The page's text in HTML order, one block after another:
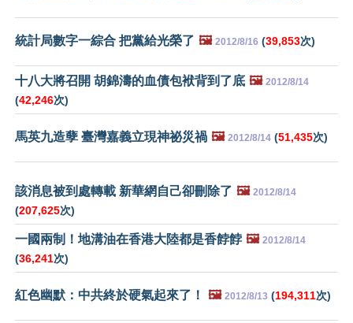
統計局數字一綜合 把黨給光榮了 🖼️ 2012/8/16 (39,853次)
十八大將召開 胡錦濤的血債包袱背到了底 🖼️ 2012/8/14
(42,246次)
馬英九造孽 臺灣嘉義立現神祕災禍 🖼️ 2012/8/14 (51,435次)
該消息被到處轉載 新華網自己卻刪除了 🖼️ 2012/8/14
(207,625次)
一國兩制！地溝油在香港大陸都是香餑餑 🖼️ 2012/8/14
(36,241次)
紅色幽默：中共終於硬氣起來了！ 🖼️ 2012/8/13 (194,311次)